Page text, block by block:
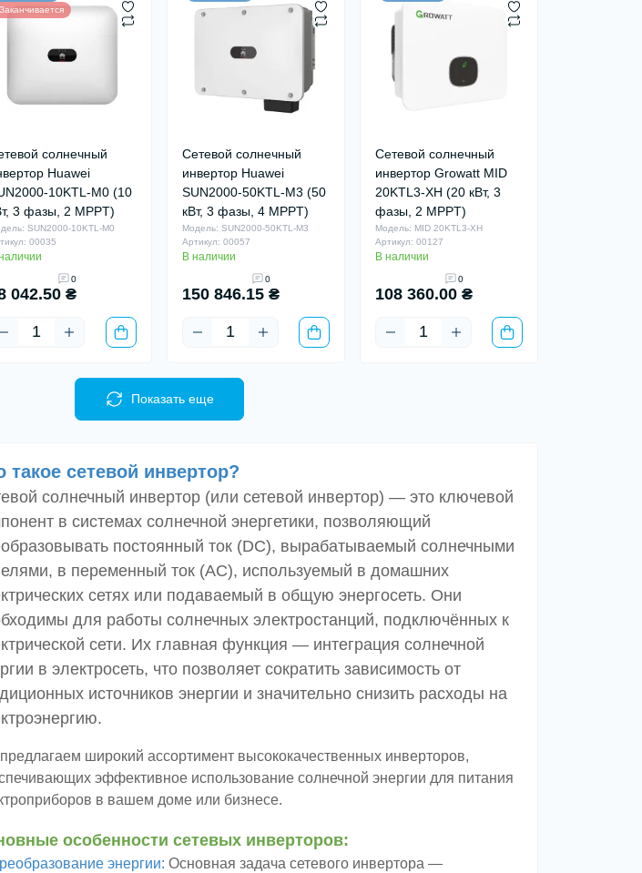
Заканчивается
солнечный
Huawei
10KTL-M0 (10
3 фазы, 2 MPPT)
SUN2000-10KTL-M0
00035
0
042.50 ₴
Сетевой солнечный
инвертор Huawei
SUN2000-50KTL-M3 (50
кВт, 3 фазы, 4 MPPT)
Модель: SUN2000-50KTL-M3
Артикул: 00057
В наличии
0
150 846.15 ₴
Сетевой солнечный
инвертор Growatt MID
20KTL3-XH (20 кВт, 3
фазы, 2 MPPT)
Модель: MID 20KTL3-XH
Артикул: 00127
В наличии
0
108 360.00 ₴
Показать еще
такое сетевой инвертор?
солнечный инвертор (или сетевой инвертор) — это ключевой
в системах солнечной энергетики, позволяющий
постоянный ток (DC), вырабатываемый солнечными
в переменный ток (AC), используемый в домашних
сетях или подаваемый в общую энергосеть. Они
для работы солнечных электростанций, подключённых к
сети. Их главная функция — интеграция солнечной
в электросеть, что позволяет сократить зависимость от
источников энергии и значительно снизить расходы на
широкий ассортимент высококачественных инверторов,
эффективное использование солнечной энергии для питания
в вашем доме или бизнесе.
особенности сетевых инверторов:
энергии: Основная задача сетевого инвертора —